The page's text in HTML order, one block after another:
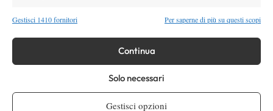
Gestisci 1410 fornitori Per saperne di più su questi scopi
Continua
Solo necessari
Gestisci opzioni
Masters 1000 Montreal 2026: programma,
Arnaldi apre sul Centrale
Atp News
Masters 1000 Montreal 2026: Darderi
rimonta Shang e vola agli ottavi